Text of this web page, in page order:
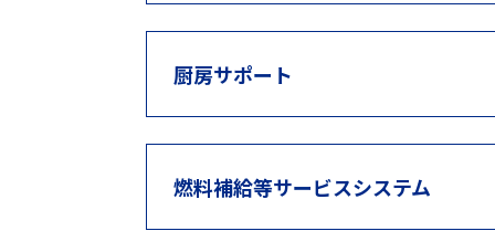
2026年7月25日
2026年7月25日 複合加工機
株式会社オーエム製作所「CNCターニン
厨房サポート
燃料補給等サービスシステム